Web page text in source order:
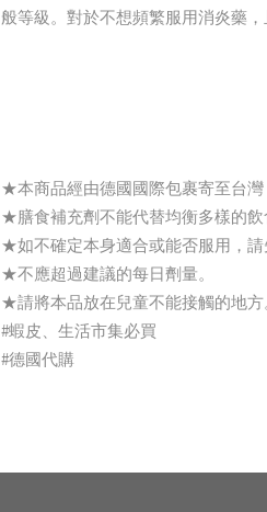
般等級。對於不想頻繁服用消炎藥
★本商品經由德國國際包裹寄至台灣
★膳食補充劑不能代替均衡多樣的飲
★如不確定本身適合或能否服用，請
★不應超過建議的每日劑量。
★請將本品放在兒童不能接觸的地方
#蝦皮、生活市集必買
#德國代購